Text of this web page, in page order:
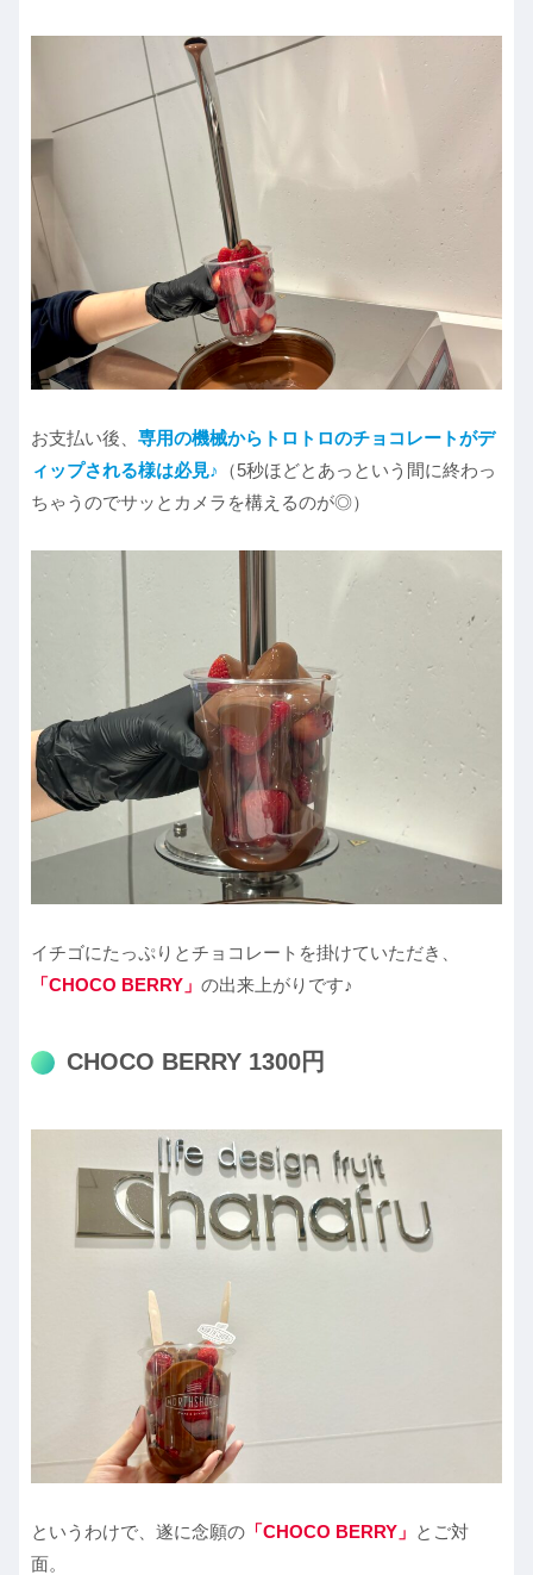
お支払い後、 専用の機械からトロトロのチョコレートがデ
ィップされる様は必見♪
（5秒ほどとあっという間に終わっ
ちゃうのでサッとカメラを構えるのが◎）
イチゴにたっぷりとチョコレートを掛けていただき、
「CHOCO BERRY」 の出来上がりです♪
CHOCO BERRY 1300円
というわけで、遂に念願の 「CHOCO BERRY」 とご対
面。